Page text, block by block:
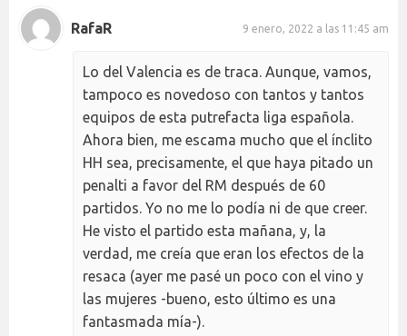
RafaR 9 enero, 2022 a las 11:45 am
Lo del Valencia es de traca. Aunque, vamos,
tampoco es novedoso con tantos y tantos
equipos de esta putrefacta liga española.
Ahora bien, me escama mucho que el ínclito
HH sea, precisamente, el que haya pitado un
penalti a favor del RM después de 60
partidos. Yo no me lo podía ni de que creer.
He visto el partido esta mañana, y, la
verdad, me creía que eran los efectos de la
resaca (ayer me pasé un poco con el vino y
las mujeres -bueno, esto último es una
fantasmada mía-).